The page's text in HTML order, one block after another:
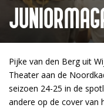
Pijke van den Berg uit
Theater aan de
seizoen 24-25 in de
andere op de cover van